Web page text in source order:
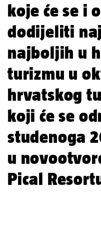
koje će se i
dodijeliti
najboljih u
turizmu u
hrvatskog
koji će se
studenoga
u
Pical